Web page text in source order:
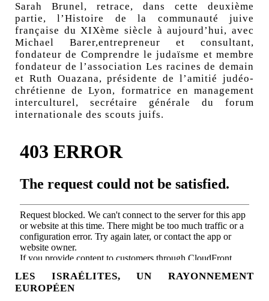
Sarah Brunel, retrace, dans cette deuxième
partie, l’Histoire de la communauté juive
française du XIXème siècle à aujourd’hui, avec
Michael Barer,entrepreneur et consultant,
fondateur de Comprendre le judaïsme et membre
fondateur de l’association Les racines de demain
et Ruth Ouazana, présidente de l’amitié judéo-
chrétienne de Lyon, formatrice en management
interculturel, secrétaire générale du forum
internationale des scouts juifs.
LES ISRAÉLITES, UN RAYONNEMENT
EUROPÉEN